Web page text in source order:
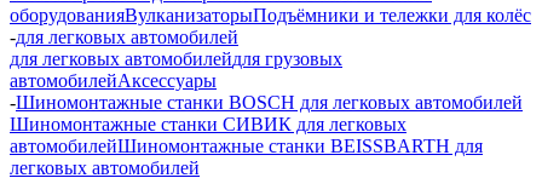
оборудованияВулканизаторыПодъёмники и тележки для колёс
-для легковых автомобилей
для легковых автомобилейдля грузовых
автомобилейАксессуары
-Шиномонтажные станки BOSCH для легковых автомобилей
Шиномонтажные станки СИВИК для легковых
автомобилейШиномонтажные станки BEISSBARTH для
легковых автомобилей